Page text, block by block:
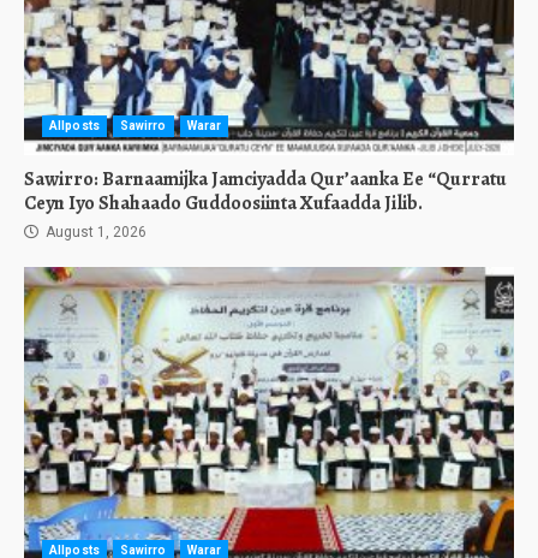
Allposts Sawirro Warar
Sawirro: Barnaamijka Jamciyadda Qur’aanka Ee “Qurratu
Ceyn Iyo Shahaado Guddoosiinta Xufaadda Jilib.
August 1, 2026
Allposts Sawirro Warar